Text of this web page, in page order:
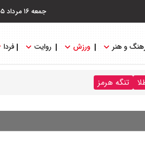
جمعه ۱۶ مرداد ۱۴۰۵
و هنر ورزش روایت فردا
تنگه هرمز